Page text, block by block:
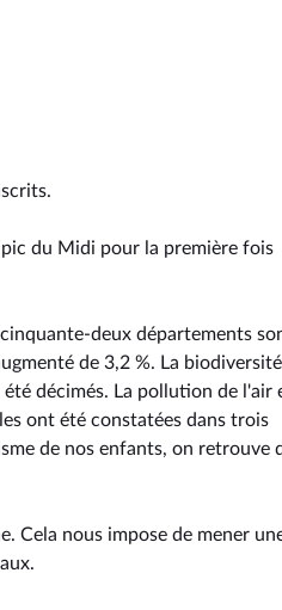
du Midi pour la première fois
deux départements
de 3,2 %. La biodiversité
décimés. La pollution de l'air
ont été constatées dans trois
de nos enfants, on retrouve
Cela nous impose de mener